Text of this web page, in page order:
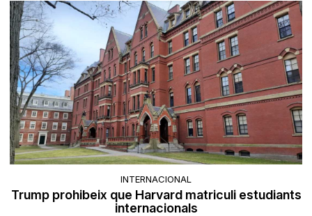
INTERNACIONAL
Trump prohibeix que Harvard matriculi estudiants
internacionals